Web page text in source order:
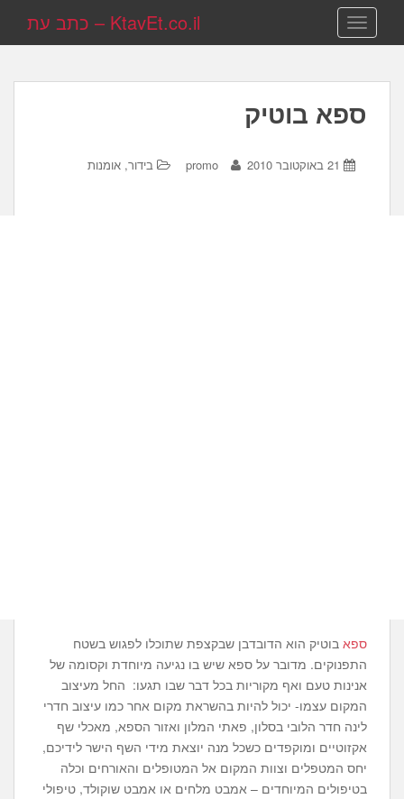
TOGGLE NAVIGATION KtavEt.co.il – כתב עת
ספא בוטיק
21 באוקטובר 2010 promo בידור, אומנות
ספא בוטיק הוא הדובדבן שבקצפת שתוכלו לפגוש בשטח
התפנוקים. מדובר על ספא שיש בו נגיעה מיוחדת וקסומה של
אנינות טעם ואף מקוריות בכל דבר שבו תגעו: החל מעיצוב
המקום עצמו- יכול להיות בהשראת מקום אחר כמו עיצוב חדרי
לינה חדר הלובי בסלון, פאתי המלון ואזור הספא, מאכלי שף
אקזוטיים ומוקפדים כשכל מנה יוצאת מידי השף הישר לידיכם,
יחס המטפלים וצוות המקום אל המטופלים והאורחים וכלה
בטיפולים המיוחדים – אמבט מלחים או אמבט שוקולד, טיפולי